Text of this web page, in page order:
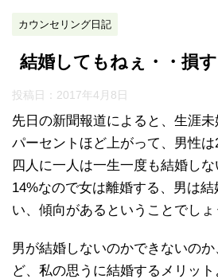
カウンセリング日記
結婚してもねぇ・・損
投稿日： 2017年4月8日
先日の新聞報道によると、生涯
パーセントほど上がって、男性
四人に一人は一生一度も結婚し
14%なので女は離婚する、男は
い、傾向があるということでしょ
男が結婚しないのかできないの
ど、私の思うに結婚するメリッ